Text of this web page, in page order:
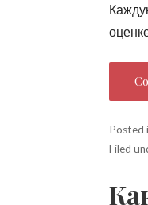
Posted
Filed